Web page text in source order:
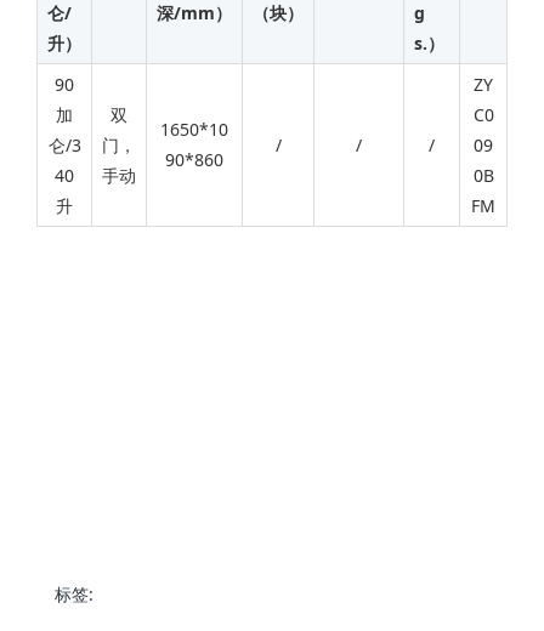
仑/
升）
深/mm）
（块）
g
s.）
90
加
仑/3
40
升
双
门，
手动
1650*10
90*860
/ / /
ZY
C0
09
0B
FM
标签: